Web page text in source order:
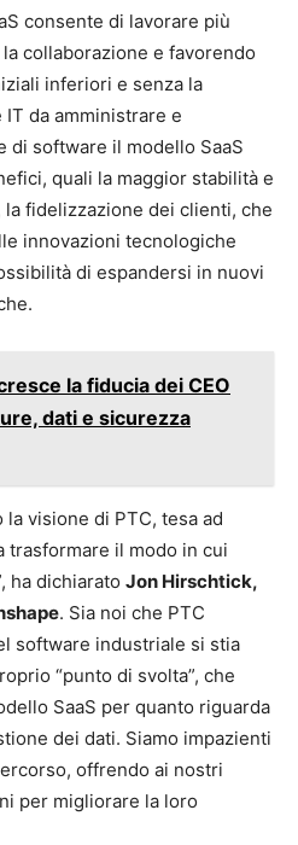
consente di lavorare più
collaborazione e favorendo
inferiori e senza la
da amministrare e
di software il modello SaaS
quali la maggior stabilità e
fidelizzazione dei clienti, che
innovazioni tecnologiche
di espandersi in nuovi
la fiducia dei CEO
dati e sicurezza
la visione di PTC, tesa ad
trasformare il modo in cui
ha dichiarato Jon Hirschtick,
. Sia noi che PTC
software industriale si stia
“punto di svolta”, che
SaaS per quanto riguarda
dei dati. Siamo impazienti
offrendo ai nostri
per migliorare la loro